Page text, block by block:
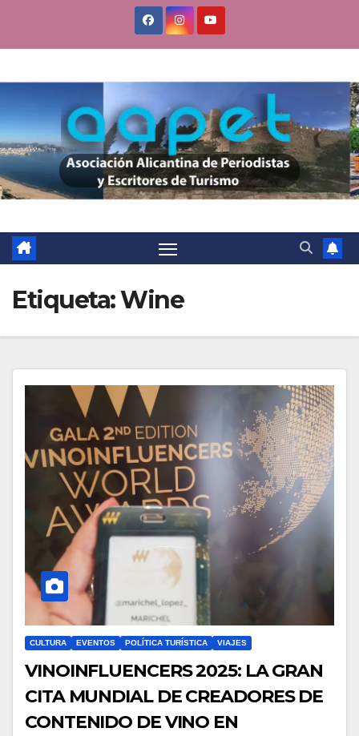
Etiqueta:Wine
CULTURA EVENTOS POLÍTICA TURÍSTICA VIAJES
VINOINFLUENCERS 2025: LA GRAN
CITA MUNDIAL DE CREADORES DE
CONTENIDO DE VINO EN